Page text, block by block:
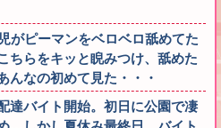
がピーマンをベロベロ舐めてた
ちらをキッと睨みつけ、舐めた
なの初めて見た・・・
達バイト開始。初日に公園で凄